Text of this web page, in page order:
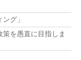
グ」
を愚直に目指しま